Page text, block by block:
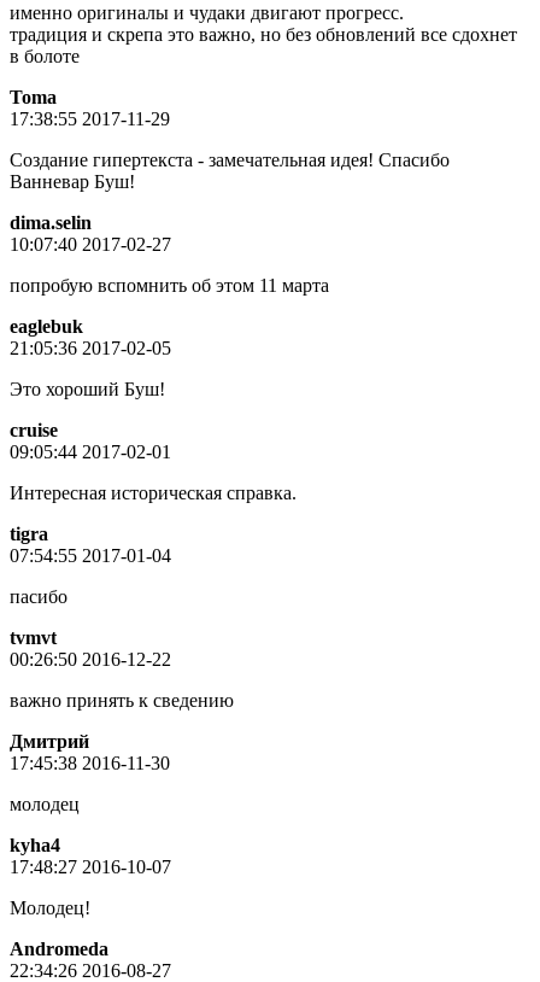
именно оригиналы и чудаки двигают прогресс.
традиция и скрепа это важно, но без обновлений все сдохнет
в болоте
Toma
17:38:55 2017-11-29
Создание гипертекста - замечательная идея! Спасибо
Ванневар Буш!
dima.selin
10:07:40 2017-02-27
попробую вспомнить об этом 11 марта
eaglebuk
21:05:36 2017-02-05
Это хороший Буш!
cruise
09:05:44 2017-02-01
Интересная историческая справка.
tigra
07:54:55 2017-01-04
пасибо
tvmvt
00:26:50 2016-12-22
важно принять к сведению
Дмитрий
17:45:38 2016-11-30
молодец
kyha4
17:48:27 2016-10-07
Молодец!
Andromeda
22:34:26 2016-08-27